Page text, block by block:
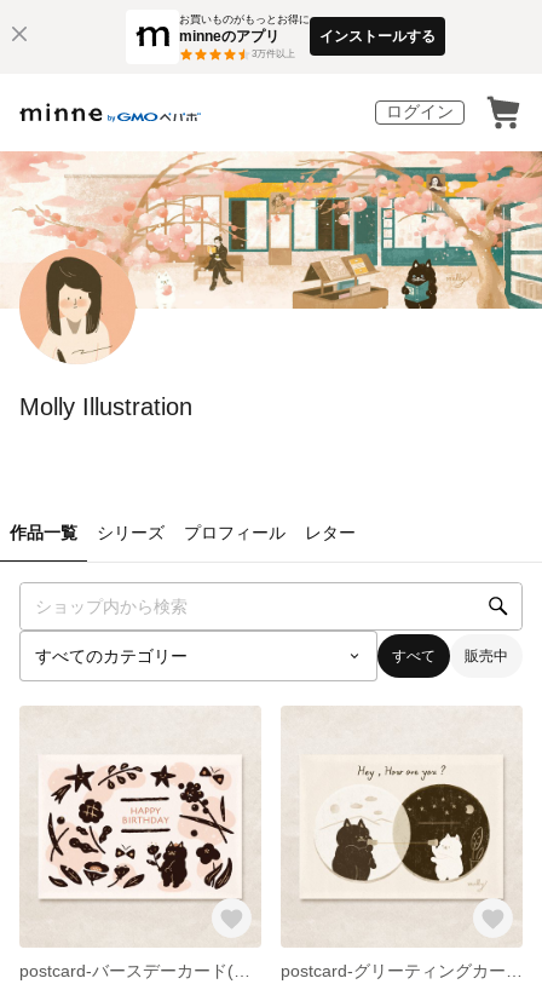
お買いものがもっとお得に
minneのアプリ
3万件以上
インストールする
ログイン
Molly Illustration
作品一覧 シリーズ プロフィール レター
すべて 販売中